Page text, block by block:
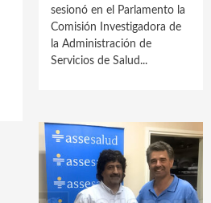
sesionó en el Parlamento la
Comisión Investigadora de
la Administración de
Servicios de Salud...